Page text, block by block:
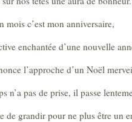
mois c’est mon anniversaire,
enchantée d’une nouvelle
l’approche d’un Noël
n’a pas de prise, il passe
de grandir pour ne plus être un